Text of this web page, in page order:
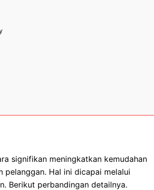
signifikan meningkatkan kemudahan
Hal ini dicapai melalui
Berikut perbandingan detailnya.